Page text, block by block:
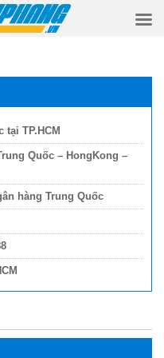
TP.HCM
Quốc – HongKong –
hàng Trung Quốc